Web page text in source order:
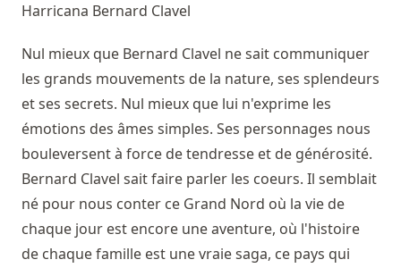
Harricana Bernard Clavel
Nul mieux que Bernard Clavel ne sait communiquer
les grands mouvements de la nature, ses splendeurs
et ses secrets. Nul mieux que lui n'exprime les
émotions des âmes simples. Ses personnages nous
bouleversent à force de tendresse et de générosité.
Bernard Clavel sait faire parler les coeurs. Il semblait
né pour nous conter ce Grand Nord où la vie de
chaque jour est encore une aventure, où l'histoire
de chaque famille est une vraie saga, ce pays qui